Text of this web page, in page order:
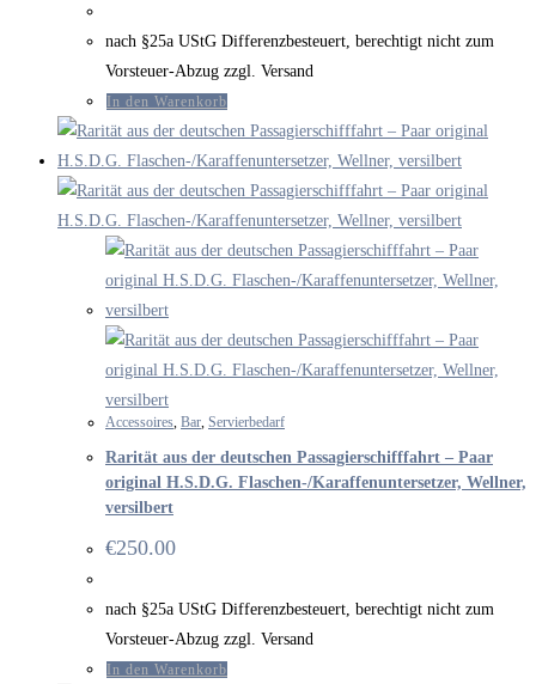
nach §25a UStG Differenzbesteuert, berechtigt nicht zum
Vorsteuer-Abzug zzgl. Versand
In den Warenkorb
Accessoires, Bar, Servierbedarf
Rarität aus der deutschen Passagierschifffahrt – Paar
original H.S.D.G. Flaschen-/Karaffenuntersetzer, Wellner,
versilbert
€250.00
nach §25a UStG Differenzbesteuert, berechtigt nicht zum
Vorsteuer-Abzug zzgl. Versand
In den Warenkorb